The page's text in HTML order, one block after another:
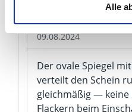
Ihre Einwilligung können
Zukunft widerrufen. Am
unter "Cookies" Ihre
den Widerruf der
Verarbeitung nicht berührt.
Impressum|Datenschutz
Alle
Martin A.
09.08.2024
Der ovale Spiegel
verteilt den Schein
gleichmäßig — keine
Flackern beim